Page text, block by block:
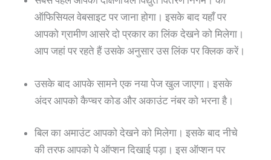
ऑफिसियल वेबसाइट पर जाना होगा। इसके बाद यहाँ पर
आपको ग्रामीण आसरे दो प्रकार का लिंक देखने को मिलेगा।
आप जहां पर रहते हैं उसके अनुसार उस लिंक पर क्लिक करें।
उसके बाद आपके सामने एक नया पेज खुल जाएगा। इसके
अंदर आपको कैप्चर कोड और अकाउंट नंबर को भरना है।
बिल का अमाउंट आपको देखने को मिलेगा। इसके बाद नीचे
की तरफ आपको पे ऑप्शन दिखाई पड़ा। इस ऑप्शन पर